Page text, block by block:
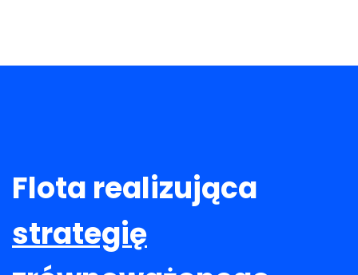
Flota realizująca
strategię